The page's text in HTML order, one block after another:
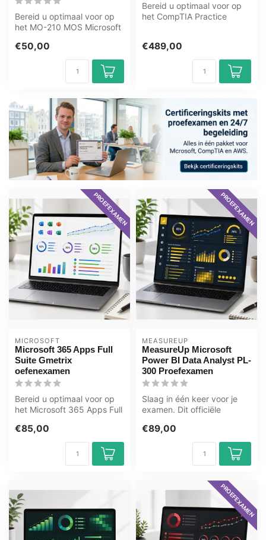
Bereid u optimaal voor op
het MO-210 MOS Microsoft
met het...
€50,00
Bereid u optimaal voor op
het CompTIA Practice
€489,00
PROEFEXAMEN
MICROSOFT
Microsoft 365 Apps Full
Suite Gmetrix
oefenexamen
Bereid u optimaal voor op
het Microsoft 365 Apps Full
GMetr...
€85,00
PROEFEXAMEN
MEASUREUP
MeasureUp Microsoft
Power BI Data Analyst PL-
300 Proefexamen
Slaag in één keer voor je
examen. Dit officiële
simuleert ...
€89,00
PROEFEXAMEN